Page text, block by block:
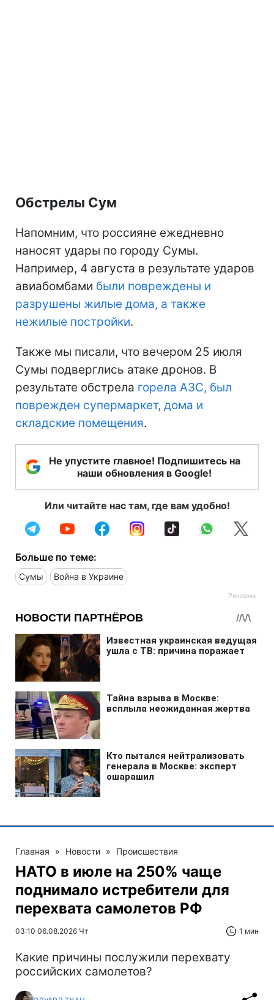
Обстрелы Сум
Напомним, что россияне ежедневно
наносят удары по городу Сумы.
Например, 4 августа в результате ударов
авиабомбами были повреждены и
разрушены жилые дома, а также
нежилые постройки.
Также мы писали, что вечером 25 июля
Сумы подверглись атаке дронов. В
результате обстрела горела АЗС, был
поврежден супермаркет, дома и
складские помещения.
Не упустите главное! Подпишитесь на
наши обновления в Google!
Или читайте нас там, где вам удобно!
Больше по теме:
Сумы Война в Украине
Главная » Новости » Происшествия
НАТО в июле на 250% чаще
поднимало истребители для
перехвата самолетов РФ
03:10 06.08.2026 Чт 1 мин
Какие причины послужили перехвату
российских самолетов?